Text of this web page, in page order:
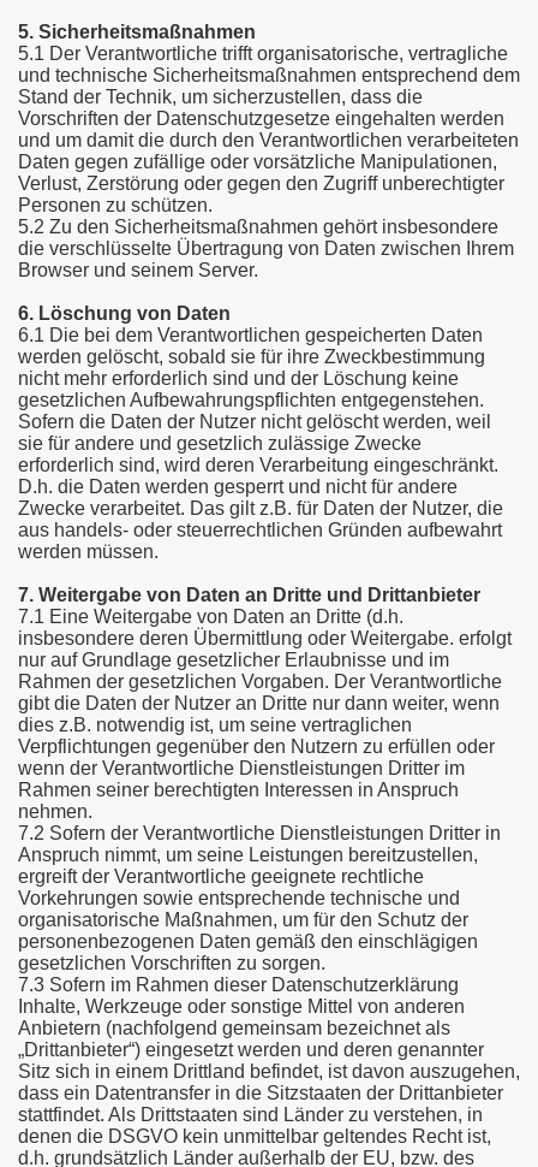
5. Sicherheitsmaßnahmen
5.1 Der Verantwortliche trifft organisatorische, vertragliche
und technische Sicherheitsmaßnahmen entsprechend dem
Stand der Technik, um sicherzustellen, dass die
Vorschriften der Datenschutzgesetze eingehalten werden
und um damit die durch den Verantwortlichen verarbeiteten
Daten gegen zufällige oder vorsätzliche Manipulationen,
Verlust, Zerstörung oder gegen den Zugriff unberechtigter
Personen zu schützen.
5.2 Zu den Sicherheitsmaßnahmen gehört insbesondere
die verschlüsselte Übertragung von Daten zwischen Ihrem
Browser und seinem Server.
6. Löschung von Daten
6.1 Die bei dem Verantwortlichen gespeicherten Daten
werden gelöscht, sobald sie für ihre Zweckbestimmung
nicht mehr erforderlich sind und der Löschung keine
gesetzlichen Aufbewahrungspflichten entgegenstehen.
Sofern die Daten der Nutzer nicht gelöscht werden, weil
sie für andere und gesetzlich zulässige Zwecke
erforderlich sind, wird deren Verarbeitung eingeschränkt.
D.h. die Daten werden gesperrt und nicht für andere
Zwecke verarbeitet. Das gilt z.B. für Daten der Nutzer, die
aus handels- oder steuerrechtlichen Gründen aufbewahrt
werden müssen.
7. Weitergabe von Daten an Dritte und Drittanbieter
7.1 Eine Weitergabe von Daten an Dritte (d.h.
insbesondere deren Übermittlung oder Weitergabe. erfolgt
nur auf Grundlage gesetzlicher Erlaubnisse und im
Rahmen der gesetzlichen Vorgaben. Der Verantwortliche
gibt die Daten der Nutzer an Dritte nur dann weiter, wenn
dies z.B. notwendig ist, um seine vertraglichen
Verpflichtungen gegenüber den Nutzern zu erfüllen oder
wenn der Verantwortliche Dienstleistungen Dritter im
Rahmen seiner berechtigten Interessen in Anspruch
nehmen.
7.2 Sofern der Verantwortliche Dienstleistungen Dritter in
Anspruch nimmt, um seine Leistungen bereitzustellen,
ergreift der Verantwortliche geeignete rechtliche
Vorkehrungen sowie entsprechende technische und
organisatorische Maßnahmen, um für den Schutz der
personenbezogenen Daten gemäß den einschlägigen
gesetzlichen Vorschriften zu sorgen.
7.3 Sofern im Rahmen dieser Datenschutzerklärung
Inhalte, Werkzeuge oder sonstige Mittel von anderen
Anbietern (nachfolgend gemeinsam bezeichnet als
„Drittanbieter“) eingesetzt werden und deren genannter
Sitz sich in einem Drittland befindet, ist davon auszugehen,
dass ein Datentransfer in die Sitzstaaten der Drittanbieter
stattfindet. Als Drittstaaten sind Länder zu verstehen, in
denen die DSGVO kein unmittelbar geltendes Recht ist,
d.h. grundsätzlich Länder außerhalb der EU, bzw. des